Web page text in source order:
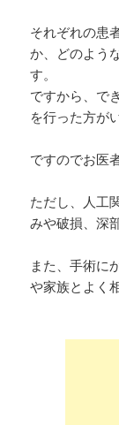
それぞれの患
か、どのよう
す。
ですから、で
を行った方が
ですのでお医
ただし、人工
みや破損、深
また、手術に
や家族とよく